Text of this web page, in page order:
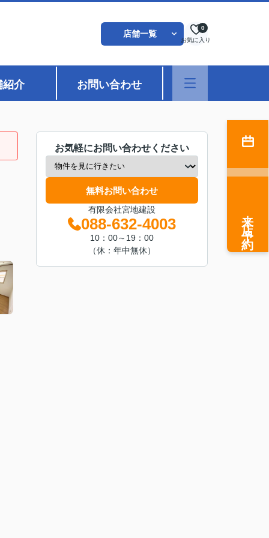
店舗一覧
お気に入り
0
紹介 お問い合わせ
お気軽にお問い合わせください
無料お問い合わせ
有限会社宮地建設
088-632-4003
10：00～19：00
（休：年中無休）
来店予約